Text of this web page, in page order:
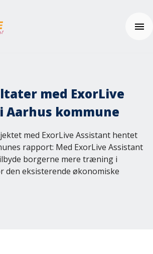
og sikkerhed
klinikhverdag
hjemmeopfølgning
øvelser
med ExorLive
Aarhus kommune
med ExorLive Assistant hentet
rapport: Med ExorLive Assistant
borgerne mere træning i
den eksisterende økonomiske